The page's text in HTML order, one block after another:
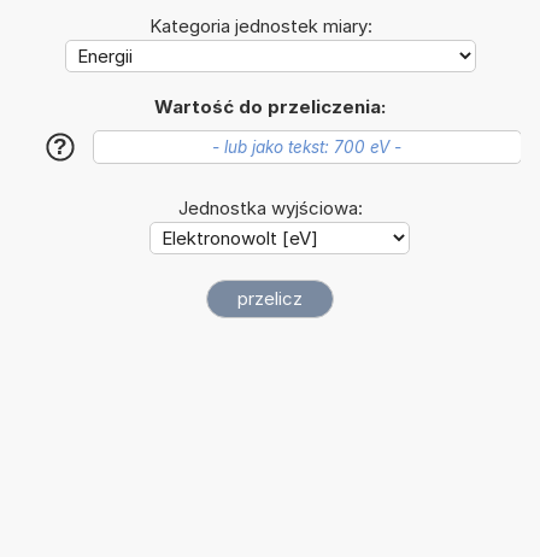
Kategoria jednostek miary:
Wartość do przeliczenia:
?
Jednostka wyjściowa: